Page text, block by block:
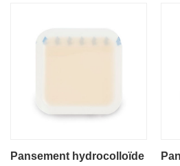
Pansement hydrocolloïde